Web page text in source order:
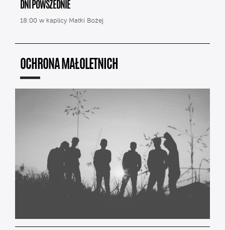
DNI POWSZEDNIE
18:00 w kaplicy Matki Bożej
OCHRONA MAŁOLETNICH